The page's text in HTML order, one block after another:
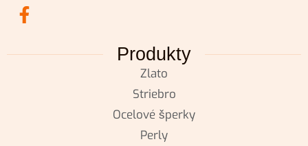
Produkty
Zlato
Striebro
Ocelové šperky
Perly